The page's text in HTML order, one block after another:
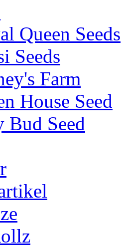
Queen Seeds
Seeds
Farm
House Seed
Bud Seed